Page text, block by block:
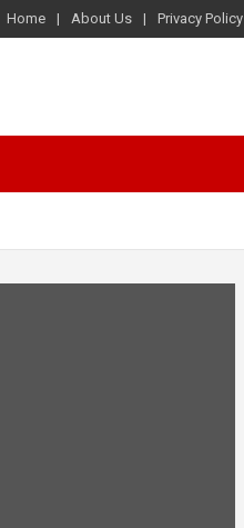
Home About Us Privacy Policy